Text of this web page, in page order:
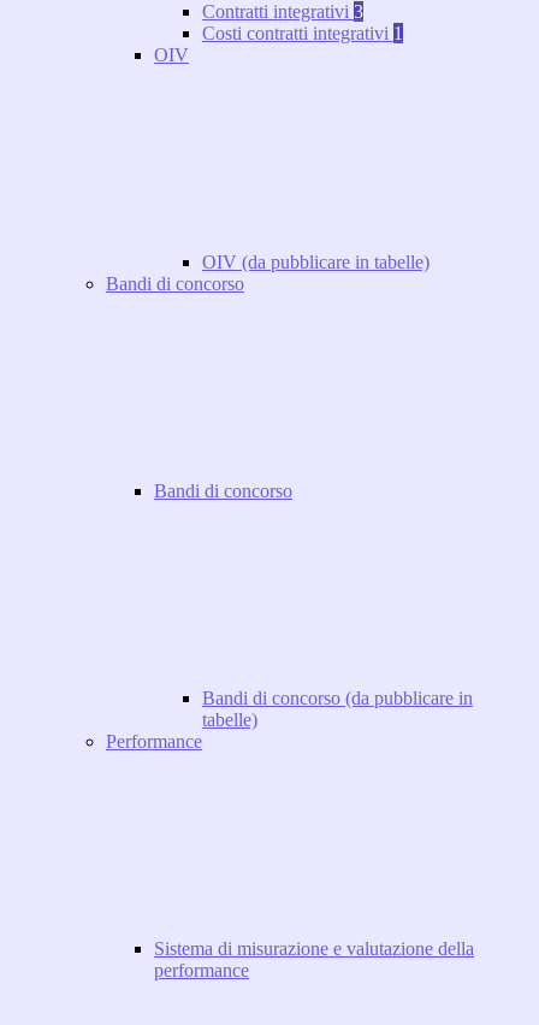
Contratti integrativi 3
Costi contratti integrativi 1
OIV
OIV (da pubblicare in tabelle)
Bandi di concorso
Bandi di concorso
Bandi di concorso (da pubblicare in
tabelle)
Performance
Sistema di misurazione e valutazione della
performance